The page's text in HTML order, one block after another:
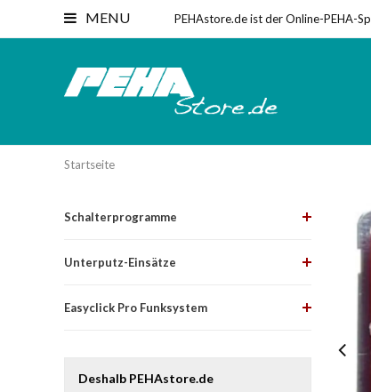
MENU PEHAstore.de ist der Online-PEHA-
Startseite
Schalterprogramme
Unterputz-Einsätze
Easyclick Pro Funksystem
Deshalb PEHAstore.de